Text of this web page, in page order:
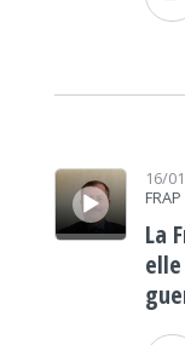
Lecteur audio 16/
FRAP
La